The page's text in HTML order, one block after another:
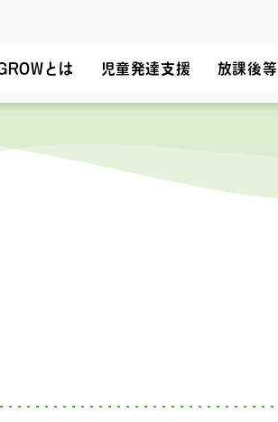
とは 児童発達支援 放課後